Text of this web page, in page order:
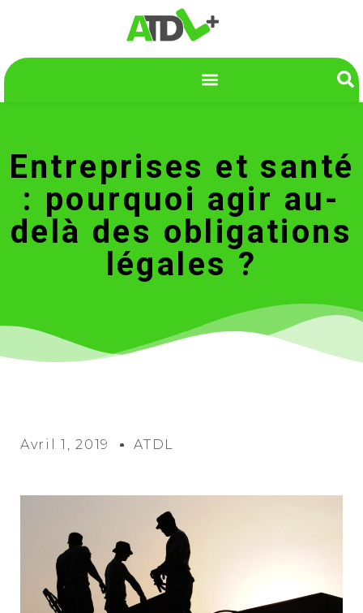
Entreprises et santé
: pourquoi agir au-
delà des obligations
légales ?
Avril 1, 2019 ATDL